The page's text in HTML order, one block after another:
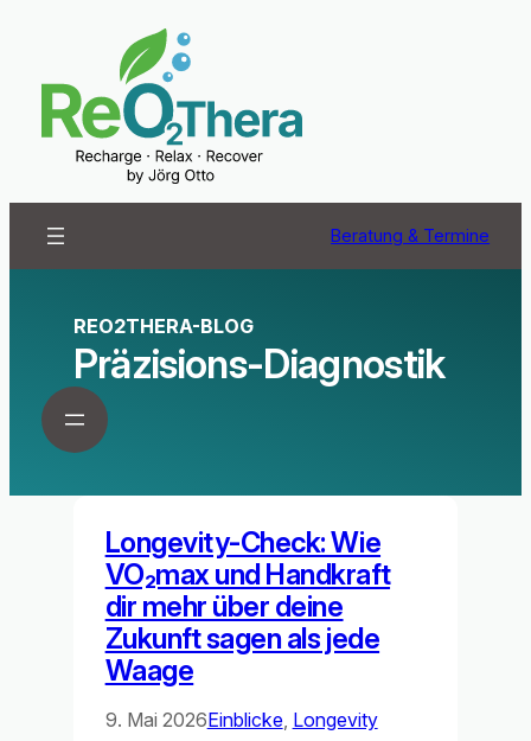
Beratung & Termine
REO2THERA-BLOG
Präzisions-Diagnostik
Longevity‑Check: Wie
VO₂max und Handkraft
dir mehr über deine
Zukunft sagen als jede
Waage
9. Mai 2026Einblicke, Longevity